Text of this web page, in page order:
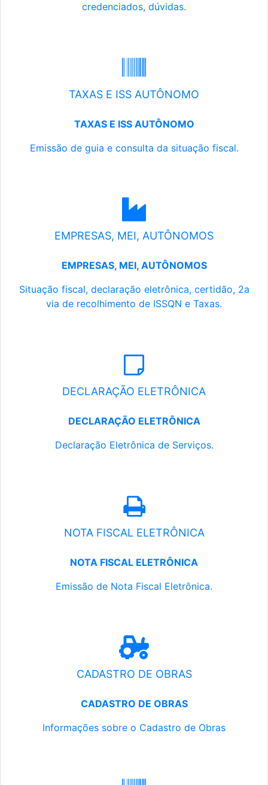
credenciados, dúvidas.
TAXAS E ISS AUTÔNOMO
TAXAS E ISS AUTÔNOMO
Emissão de guia e consulta da situação fiscal.
EMPRESAS, MEI, AUTÔNOMOS
EMPRESAS, MEI, AUTÔNOMOS
Situação fiscal, declaração eletrônica, certidão, 2a
via de recolhimento de ISSQN e Taxas.
DECLARAÇÃO ELETRÔNICA
DECLARAÇÃO ELETRÔNICA
Declaração Eletrônica de Serviços.
NOTA FISCAL ELETRÔNICA
NOTA FISCAL ELETRÔNICA
Emissão de Nota Fiscal Eletrônica.
CADASTRO DE OBRAS
CADASTRO DE OBRAS
Informações sobre o Cadastro de Obras